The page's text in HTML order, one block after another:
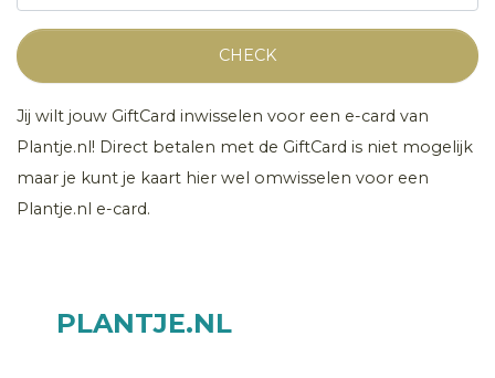
CHECK
Jij wilt jouw GiftCard inwisselen voor een e-card van
Plantje.nl! Direct betalen met de GiftCard is niet mogelijk
maar je kunt je kaart hier wel omwisselen voor een
Plantje.nl e-card.
PLANTJE.NL